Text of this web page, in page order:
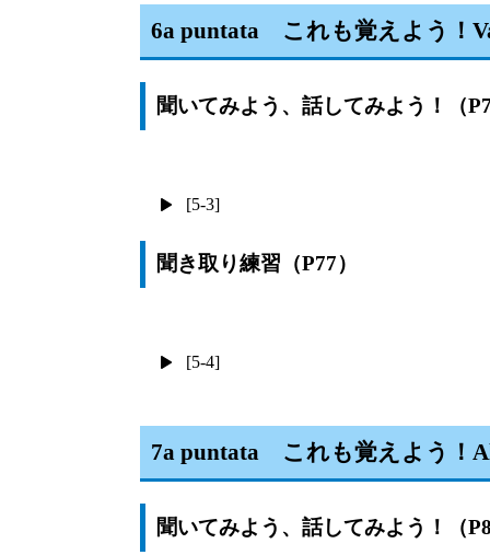
6a puntata これも覚えよう！
聞いてみよう、話してみよう！（
[5-3]
聞き取り練習（P77）
[5-4]
7a puntata これも覚えよう！
聞いてみよう、話してみよう！（